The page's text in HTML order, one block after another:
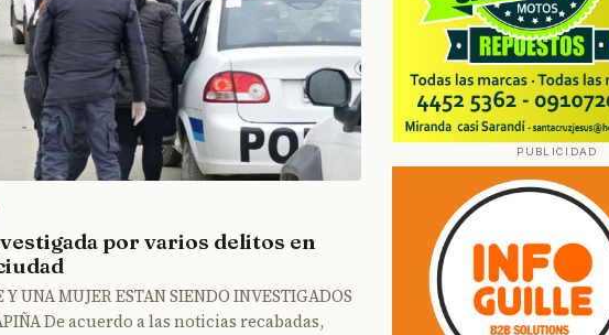
por varios delitos en
Y UNA MUJER ESTAN SIENDO INVESTIGADOS
De acuerdo a las noticias recabadas,